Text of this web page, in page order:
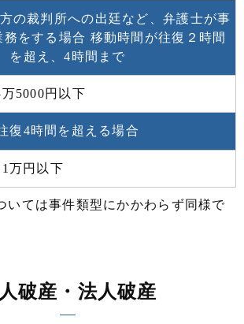
の裁判所への出廷など、弁護士が事
をする場合 移動時間が往復２時間
を超え、4時間まで
5000円以下
復4時間を超える場合
万円以下
いては事件類型にかかわらず同様で
破産・法人破産